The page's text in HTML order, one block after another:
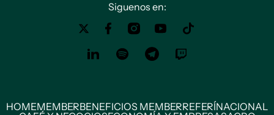
Siguenos en:
HOMEMEMBERBENEFICIOS MEMBERREFERÍNACIONAL